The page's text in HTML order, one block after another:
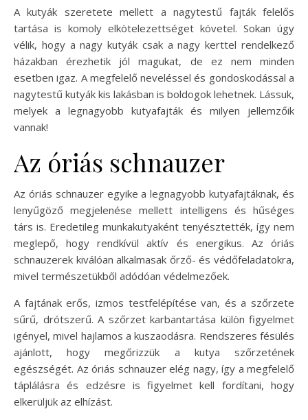
A kutyák szeretete mellett a nagytestű fajták felelős
tartása is komoly elkötelezettséget követel. Sokan úgy
vélik, hogy a nagy kutyák csak a nagy kerttel rendelkező
házakban érezhetik jól magukat, de ez nem minden
esetben igaz. A megfelelő neveléssel és gondoskodással a
nagytestű kutyák kis lakásban is boldogok lehetnek. Lássuk,
melyek a legnagyobb kutyafajták és milyen jellemzőik
vannak!
Az óriás schnauzer
Az óriás schnauzer egyike a legnagyobb kutyafajtáknak, és
lenyűgöző megjelenése mellett intelligens és hűséges
társ is. Eredetileg munkakutyaként tenyésztették, így nem
meglepő, hogy rendkívül aktív és energikus. Az óriás
schnauzerek kiválóan alkalmasak őrző- és védőfeladatokra,
mivel természetükből adódóan védelmezőek.
A fajtának erős, izmos testfelépítése van, és a szőrzete
sűrű, drótszerű. A szőrzet karbantartása külön figyelmet
igényel, mivel hajlamos a kuszaodásra. Rendszeres fésülés
ajánlott, hogy megőrizzük a kutya szőrzetének
egészségét. Az óriás schnauzer elég nagy, így a megfelelő
táplálásra és edzésre is figyelmet kell fordítani, hogy
elkerüljük az elhízást.